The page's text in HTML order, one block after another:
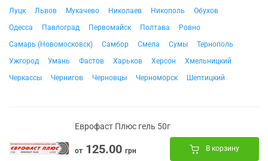
Луцк
Львов Мукачево Николаев Никополь
Обухов
Одесса
Павлоград Первомайск Полтава
Ровно
Самарь (Новомосковск)
Самбор Смела Сумы
Тернополь
Ужгород
Умань Фастов Харьков Херсон
Хмельницкий
Черкассы
Чернигов Черновцы Черноморск Шептицкий
Еврофаст Плюс гель 50г
от 125.00 грн В корзину